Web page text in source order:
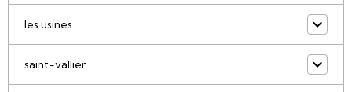
les usines
saint-vallier